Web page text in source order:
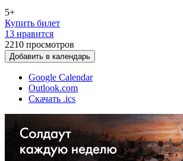
5+
Купить билет
13 нравится
2210 просмотров
Добавить в календарь
Google Calendar
Outlook.com
Скачать .ics